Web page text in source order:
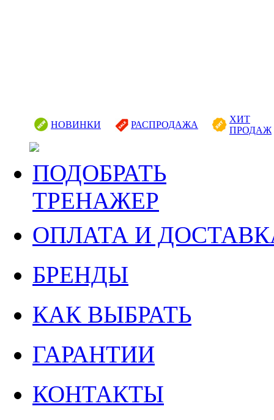
НОВИНКИ РАСПРОДАЖА
ХИТ
ПРОДАЖ
ПОДОБРАТЬ
ТРЕНАЖЕР
ОПЛАТА И
БРЕНДЫ
КАК ВЫБРАТЬ
ГАРАНТИИ
КОНТАКТЫ